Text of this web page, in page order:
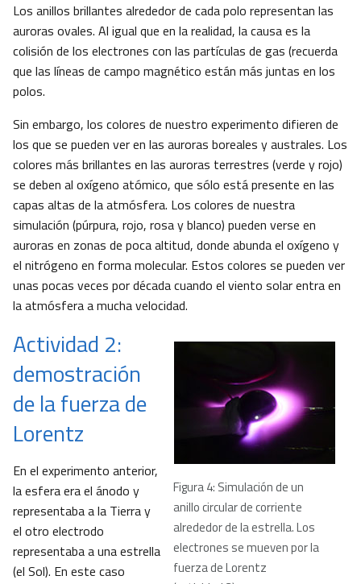
Los anillos brillantes alrededor de cada polo representan las
auroras ovales. Al igual que en la realidad, la causa es la
colisión de los electrones con las partículas de gas (recuerda
que las líneas de campo magnético están más juntas en los
polos.
Sin embargo, los colores de nuestro experimento difieren de
los que se pueden ver en las auroras boreales y australes. Los
colores más brillantes en las auroras terrestres (verde y rojo)
se deben al oxígeno atómico, que sólo está presente en las
capas altas de la atmósfera. Los colores de nuestra
simulación (púrpura, rojo, rosa y blanco) pueden verse en
auroras en zonas de poca altitud, donde abunda el oxígeno y
el nitrógeno en forma molecular. Estos colores se pueden ver
unas pocas veces por década cuando el viento solar entra en
la atmósfera a mucha velocidad.
Figura 4: Simulación de un
anillo circular de corriente
alrededor de la estrella. Los
electrones se mueven por la
fuerza de Lorentz
Actividad 2:
demostración
de la fuerza de
Lorentz
En el experimento anterior,
la esfera era el ánodo y
representaba a la Tierra y
el otro electrodo
representaba a una estrella
(el Sol). En este caso